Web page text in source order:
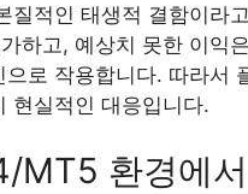
질적인 태생적 결함이라
하고, 예상치 못한 이익
로 작용합니다. 따라서
현실적인 대응입니다.
MT5 환경에